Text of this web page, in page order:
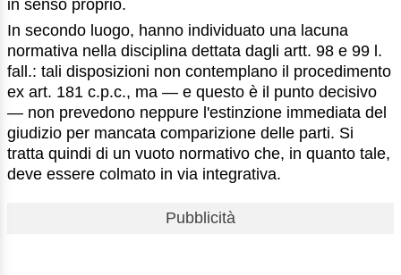
in senso proprio.
In secondo luogo, hanno individuato una lacuna
normativa nella disciplina dettata dagli artt. 98 e 99 l.
fall.: tali disposizioni non contemplano il procedimento
ex art. 181 c.p.c., ma — e questo è il punto decisivo
— non prevedono neppure l'estinzione immediata del
giudizio per mancata comparizione delle parti. Si
tratta quindi di un vuoto normativo che, in quanto tale,
deve essere colmato in via integrativa.
Pubblicità